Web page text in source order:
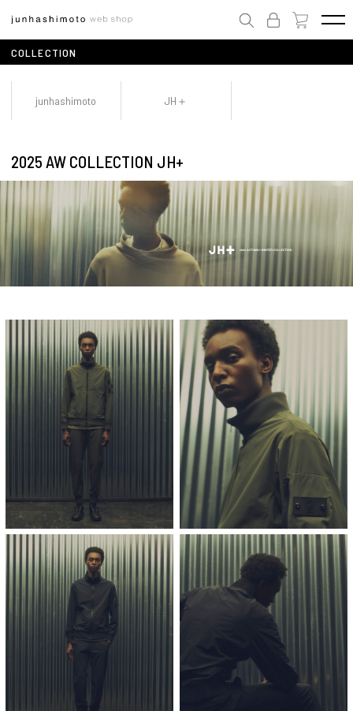
COLLECTION
junhashimoto JH＋
2025 AW COLLECTION JH+